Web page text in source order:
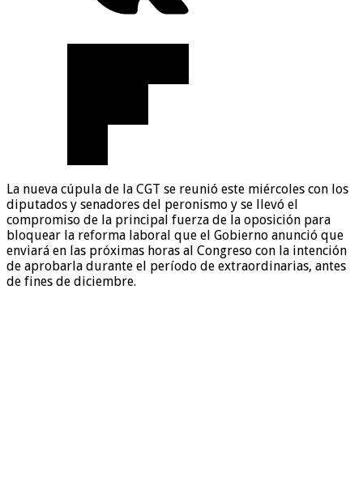
La nueva cúpula de la CGT se reunió este miércoles con los
diputados y senadores del peronismo y se llevó el
compromiso de la principal fuerza de la oposición para
bloquear la reforma laboral que el Gobierno anunció que
enviará en las próximas horas al Congreso con la intención
de aprobarla durante el período de extraordinarias, antes
de fines de diciembre.